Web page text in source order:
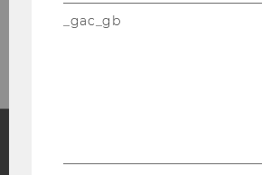
+43 (0) 1 31336-4702, 5079
E-Mail:
sekretariat.itl@wu.ac.at
_gac_gb